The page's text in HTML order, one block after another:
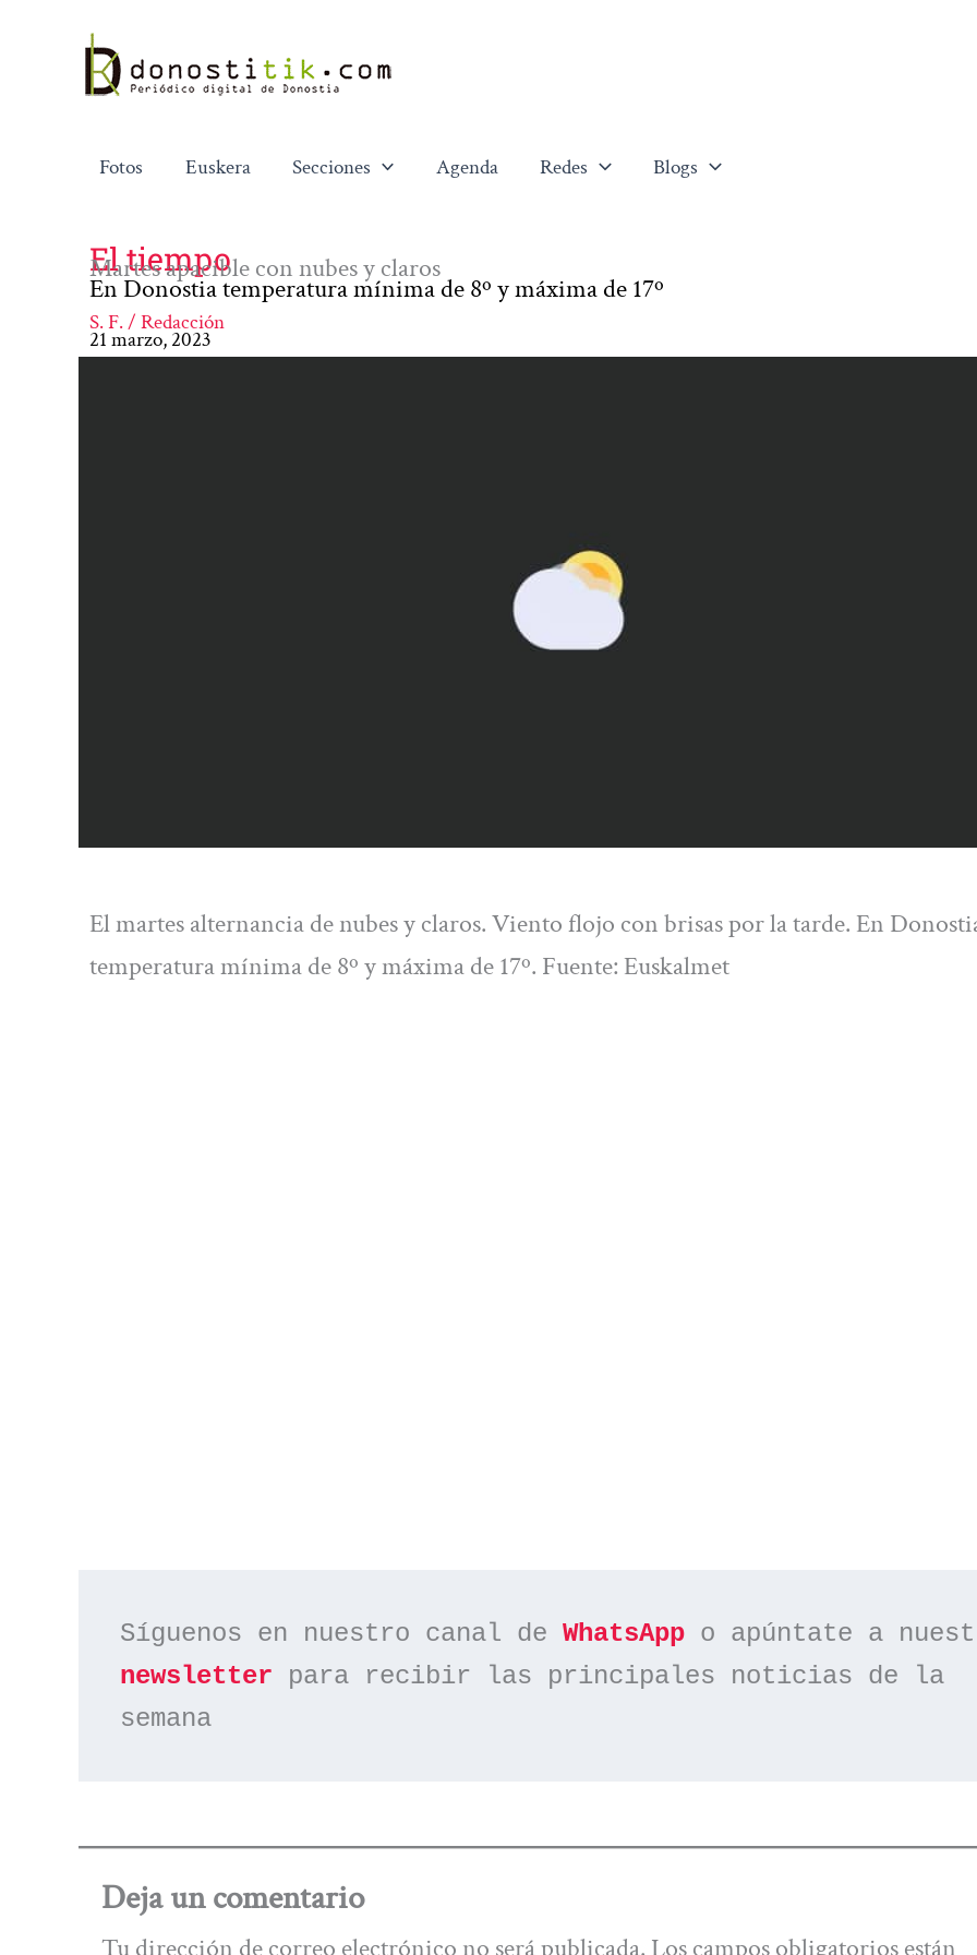
contenido
Fotos Euskera Secciones Agenda Redes Blogs
El tiempo
Martes apacible con nubes y claros
En Donostia temperatura mínima de 8º y máxima de 17º
S. F. / Redacción
21 marzo, 2023
El martes alternancia de nubes y claros. Viento flojo con brisas por la tarde. En
temperatura mínima de 8º y máxima de 17º. Fuente: Euskalmet
Síguenos en nuestro canal de WhatsApp
newsletter para recibir las principales noticias de la
semana
Deja un comentario
Tu dirección de correo electrónico no será publicada. Los campos obligatorios están